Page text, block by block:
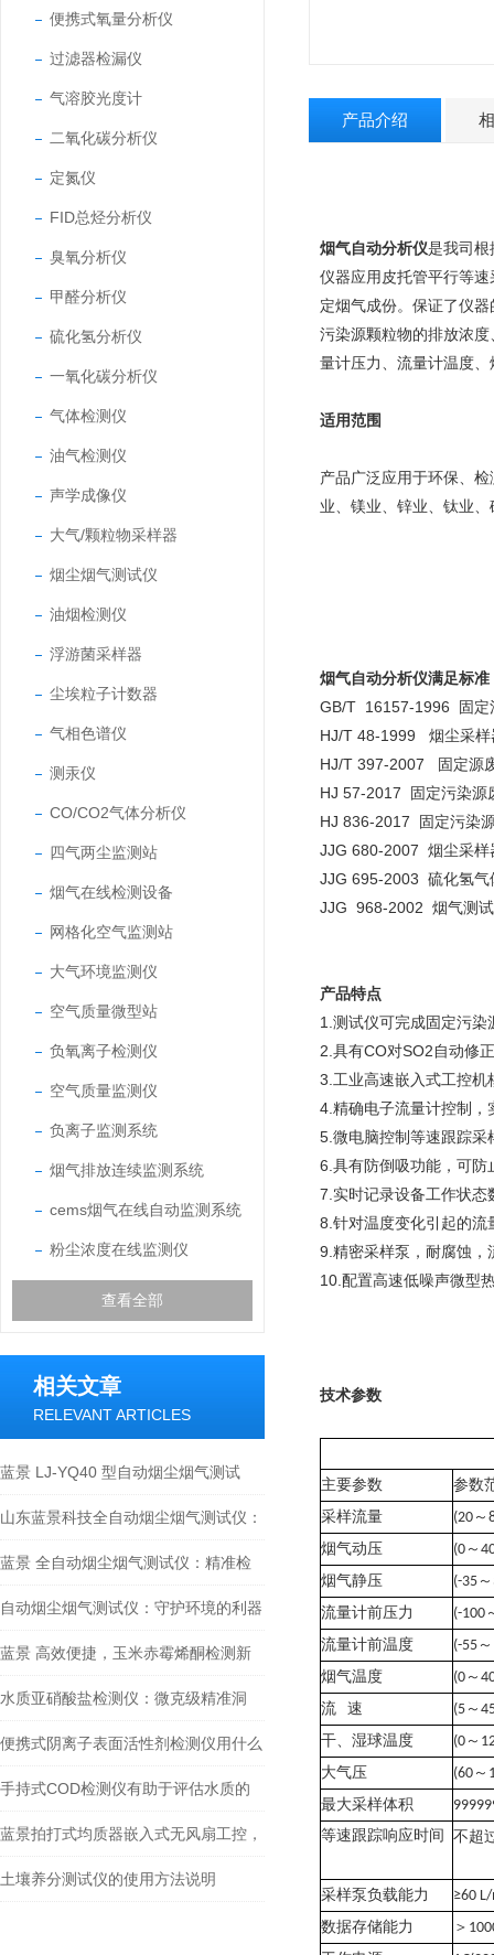
便携式氧量分析仪
过滤器检漏仪
气溶胶光度计
二氧化碳分析仪
定氮仪
FID总烃分析仪
臭氧分析仪
甲醛分析仪
硫化氢分析仪
一氧化碳分析仪
气体检测仪
油气检测仪
声学成像仪
大气/颗粒物采样器
烟尘烟气测试仪
油烟检测仪
浮游菌采样器
尘埃粒子计数器
气相色谱仪
测汞仪
CO/CO2气体分析仪
四气两尘监测站
烟气在线检测设备
网格化空气监测站
大气环境监测仪
空气质量微型站
负氧离子检测仪
空气质量监测仪
负离子监测系统
烟气排放连续监测系统
cems烟气在线自动监测系统
粉尘浓度在线监测仪
查看全部
相关文章
RELEVANT ARTICLES
蓝景 LJ-YQ40 型自动烟尘烟气测试
仪：一台仪器搞定全领域监测
山东蓝景科技全自动烟尘烟气测试仪：
环保检测的得力助手
蓝景 全自动烟尘烟气测试仪：精准检
测，筑牢环保防线
自动烟尘烟气测试仪：守护环境的利器
蓝景 高效便捷，玉米赤霉烯酮检测新
选择
水质亚硝酸盐检测仪：微克级精准洞
察，守护每一滴水
便携式阴离子表面活性剂检测仪用什么
方法分析
手持式COD检测仪有助于评估水质的
污染程度
蓝景拍打式均质器嵌入式无风扇工控，
稳定耐用，适配长期高通量
土壤养分测试仪的使用方法说明
产品介绍
烟气自动分析仪是我司根
仪器应用皮托管平行等
定烟气成份。保证了仪
污染源颗粒物的排放浓
量计压力、流量计温度
适用范围
产品广泛应用于环保、
业、镁业、锌业、钛业
烟气自动分析仪满足标准
GB/T 16157-1996 固定
HJ/T 48-1999 烟尘采样
HJ/T 397-2007 固定源
HJ 57-2017 固定污染源
HJ 836-2017 固定污染
JJG 680-2007 烟尘采样
JJG 695-2003 硫化氢气
JJG 968-2002 烟气测
产品特点
1.测试仪可完成固定污
2.具有CO对SO2自动修
3.工业高速嵌入式工控机
4.精确电子流量计控制，
5.微电脑控制等速跟踪采
6.具有防倒吸功能，可防
7.实时记录设备工作状态
8.针对温度变化引起的流
9.精密采样泵，耐腐蚀
10.配置高速低噪声微型
技术参数
主要参数
参数
采样流量
(20 ～
烟气动压
(0 ～
烟气静压
(-35 ～
流量计前压力
(-100
流量计前温度
(-55 ～
烟气温度
(0 ～
流
速 (5 ～
干、湿球温度
(0 ～
大气压
(60 ～
最大采样体积
等速跟踪响应时间
不超
采样泵负载能力
≥60
数据存储能力
＞